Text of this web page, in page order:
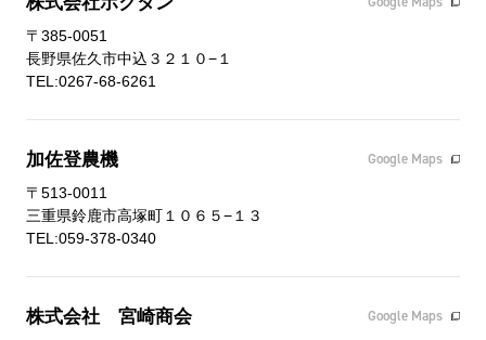
〒385-0051
長野県佐久市中込３２１０−１
TEL:0267-68-6261
加佐登農機 Google Maps
〒513-0011
三重県鈴鹿市高塚町１０６５−１３
TEL:059-378-0340
株式会社 宮崎商会 Google Maps